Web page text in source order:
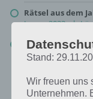
Rätsel aus dem
Januar 2023, als
Zur Übersicht :4
Januar 2024!
Stand:
Wir freuen uns
Unternehmen.